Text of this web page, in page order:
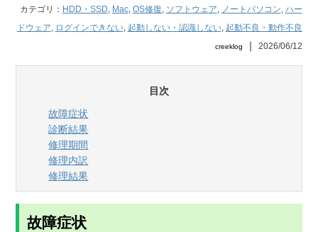
カテゴリ： HDD・SSD, Mac, OS修復, ソフトウェア, ノートパソコン, ハー
ドウェア, ログインできない, 起動しない・認識しない, 起動不良・動作不良
creeklog ｜ 2026/06/12
目次
故障症状
診断結果
修理期間
修理内訳
修理結果
故障症状